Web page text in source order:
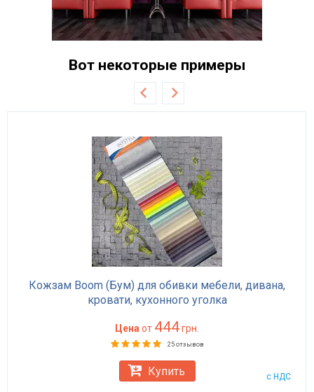
Вот некоторые примеры
Кожзам Boom (Бум) для обивки мебели, дивана,
кровати, кухонного уголка
Цена от 444грн.
25 отзывов
с НДС
Купить